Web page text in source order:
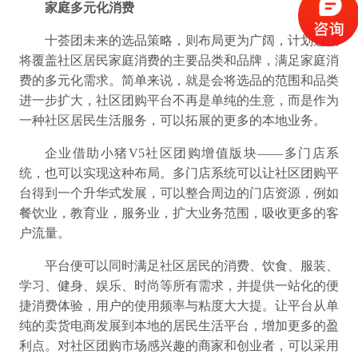
家庭多元化消费
十荟团未来的选品策略，则布局更为广阔，计划选品
将覆盖社区居民家庭消费的主要品类和品牌，满足家庭消
费的多元化需求。简单来说，就是会将选品的范围和品类
进一步扩大，社区团购平台不再是单纯的生意，而是作为
一种社区居民生活服务，可以拓展的更多的本地业务。
企业借助小猪V5社区团购增值版块——多门店系
统，也可以实现这种布局。多门店系统可以让社区团购平
台得到一个升华式发展，可以整合周边的门店资源，例如
餐饮业，教育业，服务业，扩大业务范围，吸收更多的客
户流量。
平台便可以同时满足社区居民的消费、饮食、服装、
学习、健身、娱乐、时尚等所有需求，并提供一站化的便
捷消费体验，用户的使用频率与粘度大大提。让平台从单
纯的卖货电商发展到本地的居民生活平台，增加更多的盈
利点。 对社区团购市场感兴趣的商家和创业者，可以采用